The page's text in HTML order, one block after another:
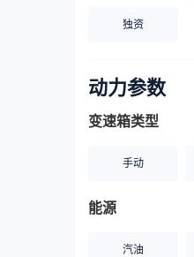
独资
动力参数
变速箱类型
手动
能源
汽油